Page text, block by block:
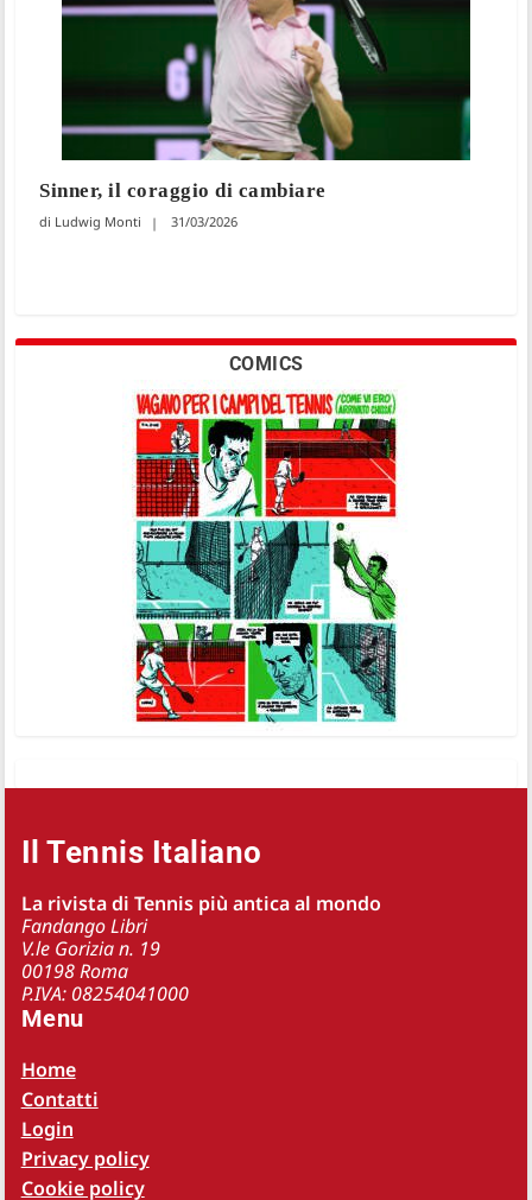
Sinner, il coraggio di cambiare
Ludwig Monti 31/03/2026
COMICS
Il Tennis Italiano
La rivista di Tennis più antica al mondo
Fandango Libri
V.le Gorizia n. 19
00198 Roma
P.IVA: 08254041000
Menu
Home
Contatti
Login
Privacy policy
Cookie policy